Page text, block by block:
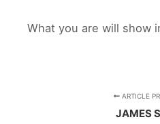
What you are will show
ARTICLE
JAMES